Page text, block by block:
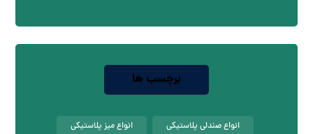
برچسب ها
انواع صندلی پلاستیکی انواع میز پلاستیکی